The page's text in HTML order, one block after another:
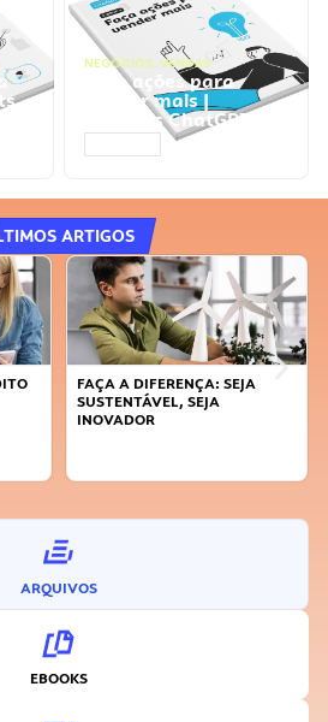
NEGÓCIOS, VENDAS
Faça ações para
vender mais |
Prompts ChatGPT
ARTIGOS
FAÇA A DIFERENÇA: SEJA
SUSTENTÁVEL, SEJA
INOVADOR
ARQUIVOS
EBOOKS